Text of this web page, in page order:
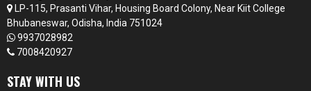
LP-115, Prasanti Vihar, Housing Board Colony, Near Kiit College
Bhubaneswar, Odisha, India 751024
9937028982
7008420927
STAY WITH US